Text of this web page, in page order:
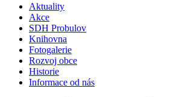
Aktuality
Akce
SDH Probulov
Knihovna
Fotogalerie
Rozvoj obce
Historie
Informace od nás